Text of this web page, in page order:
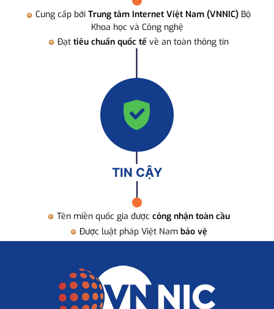
Cung cấp bởi Trung tâm Internet Việt Nam (VNNIC) Bộ
Khoa học và Công nghệ
Đạt tiêu chuẩn quốc tế về an toàn thông tin
TIN CẬY
Tên miền quốc gia được công nhận toàn cầu
Được luật pháp Việt Nam bảo vệ